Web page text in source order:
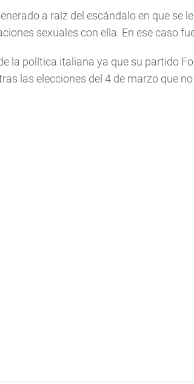
a raíz del escándalo en que se
sexuales con ella. En ese caso
la política italiana ya que su partido
las elecciones del 4 de marzo que